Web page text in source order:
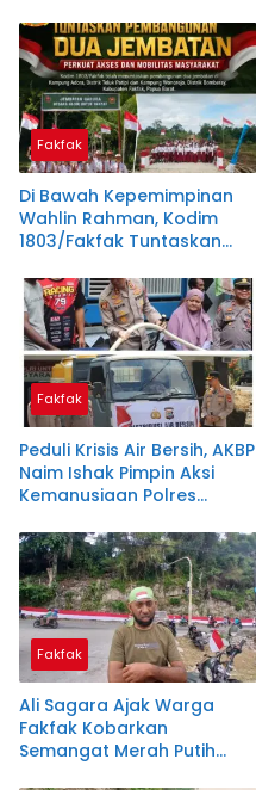
Fakfak
Di Bawah Kepemimpinan
Wahlin Rahman, Kodim
1803/Fakfak Tuntaskan
Fakfak
Peduli Krisis Air Bersih, AKBP
Naim Ishak Pimpin Aksi
Kemanusiaan Polres
Fakfak
Ali Sagara Ajak Warga
Fakfak Kobarkan
Semangat Merah Putih